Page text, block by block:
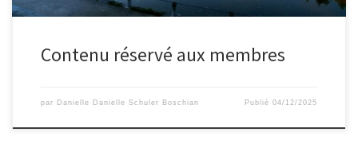
Contenu réservé aux membres
par Danielle Danielle Schuler Boschian Publié04/12/2025